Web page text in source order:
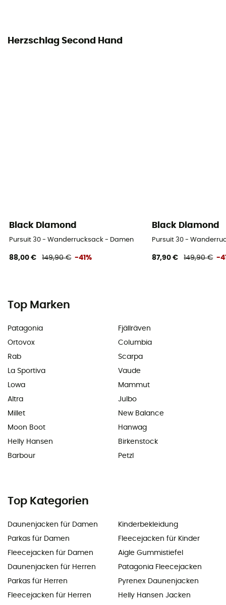
Herzschlag Second Hand
Black Diamond
Pursuit 30 - Wanderrucksack - Damen
88,00 € 149,90 € -41%
Black Diamond
Pursuit 30 -
87,90 € 149,90 € -
Top Marken
Patagonia
Ortovox
Rab
La Sportiva
Lowa
Altra
Millet
Moon Boot
Helly Hansen
Barbour
Fjällräven
Columbia
Scarpa
Vaude
Mammut
Julbo
New Balance
Hanwag
Birkenstock
Petzl
Top Kategorien
Daunenjacken für Damen
Parkas für Damen
Fleecejacken für Damen
Daunenjacken für Herren
Parkas für Herren
Fleecejacken für Herren
Kinderbekleidung
Fleecejacken für Kinder
Aigle Gummistiefel
Patagonia Fleecejacken
Pyrenex Daunenjacken
Helly Hansen Jacken